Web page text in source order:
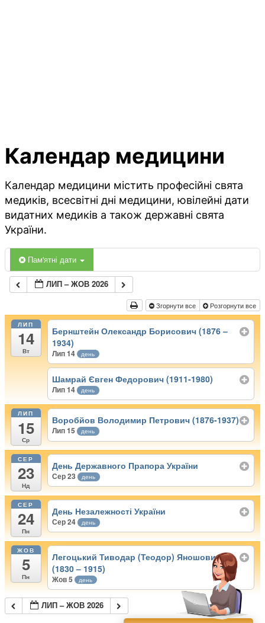
Календар медицини
Календар медицини містить професійні свята
медиків, всесвітні дні медицини, ювілейні дати
видатних медиків а також державні свята
України.
Пам'ятні дати
ЛИП – ЖОВ 2026
Згорнути все Розгорнути все
ЛИП
14
Вт
Бернштейн Олександр Борисович (1876 –
1934)
Лип 14 день
Шамрай Євген Федорович (1911-1980)
Лип 14 день
ЛИП
15
Ср
Воробйов Володимир Петрович (1876-1937)
Лип 15 день
СЕР
23
Нд
День Державного Прапора України
Сер 23 день
СЕР
24
Пн
День Незалежності України
Сер 24 день
ЖОВ
5
Пн
Легоцький Тиводар (Теодор) Яношович
(1830 – 1915)
Жов 5 день
ЛИП – ЖОВ 2026